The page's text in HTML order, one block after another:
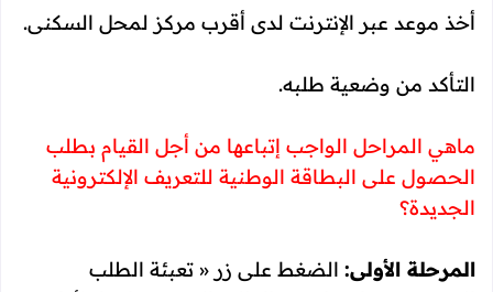
أخذ موعد عبر الإنترنت لدى أقرب مركز لمحل السكنى.
التأكد من وضعية طلبه.
ماهي المراحل الواجب إتباعها من أجل القيام بطلب
الحصول على البطاقة الوطنية للتعريف الإلكترونية
الجديدة؟
المرحلة الأولى: الضغط على زر « تعبئة الطلب